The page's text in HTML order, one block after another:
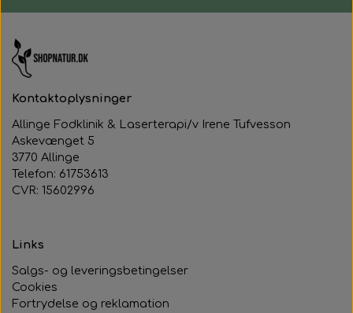
Kontaktoplysninger
Allinge Fodklinik & Laserterapi/v Irene Tufvesson
Askevænget 5
3770 Allinge
Telefon: 61753613
CVR: 15602996
Links
Salgs- og leveringsbetingelser
Cookies
Fortrydelse og reklamation